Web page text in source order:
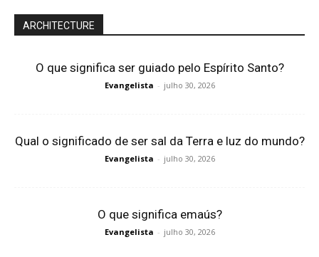
ARCHITECTURE
O que significa ser guiado pelo Espírito Santo?
Evangelista - julho 30, 2026
Qual o significado de ser sal da Terra e luz do mundo?
Evangelista - julho 30, 2026
O que significa emaús?
Evangelista - julho 30, 2026